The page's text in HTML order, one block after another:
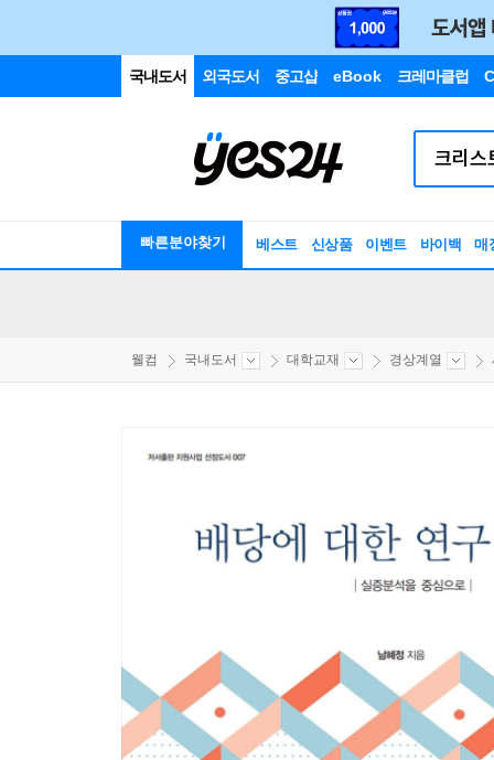
국내도서 외국도서 중고샵 eBook 크레마클럽
빠른분야찾기 베스트 신상품 이벤트 바이백 매
웰컴 국내도서 대학교재 경상계열